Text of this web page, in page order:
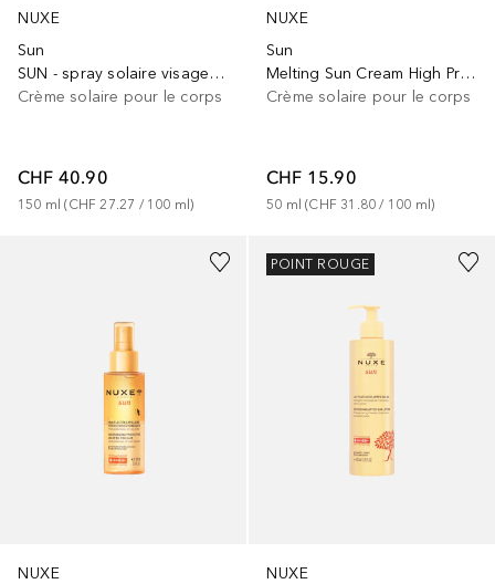
NUXE
Sun
SUN - spray solaire visage et corps
Crème solaire pour le corps
CHF 40.90
150 ml (CHF 27.27 / 100 ml)
NUXE
Sun
Melting Sun Cream High Protection
Crème solaire pour le corps
CHF 15.90
50 ml (CHF 31.80 / 100 ml)
NUXE
NUXE
POINT ROUGE